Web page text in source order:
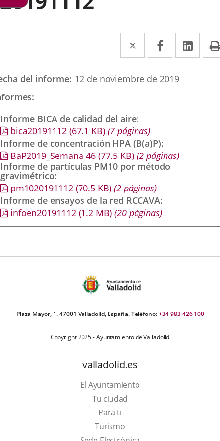
Twitter
Enlace
a
una
externa.
Facebook
Enlace
a
una
externa.
a
del informe 12 de noviembre de 2019
Informe BICA de calidad del aire
bica20191112 (67.1 KB) (7 páginas)
Informe de concentración HPA (B(a)P)
BaP2019_Semana 46 (77.5 KB) (2 páginas)
Informe de partículas PM10 por método
gravimétrico
pm1020191112 (70.5 KB) (2 páginas)
Informe de ensayos de la red RCCAVA
infoen20191112 (1.2 MB) (20 páginas)
Plaza Mayor, 1. 47001 Valladolid, España. Teléfono:+34 983 426 100
Copyright 2025 - Ayuntamiento de Valladolid
valladolid.es
El Ayuntamiento
Tu ciudad
Para ti
TurismoThis